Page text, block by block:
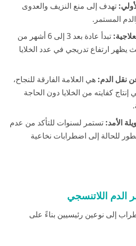
تهدف إلى منع النزيف والعدوى
المستمر.
تبدأ عادة بعد 3 إلى 6 أشهر من
يظهر ارتفاع تدريجي في عدد الخلايا
نقل الدم: هي العلامة الفارقة للنجاح،
كفايته من الخلايا دون الحاجة
الأمد: تستمر لسنوات للتأكد من عدم
للحالة إلى اضطرابات نخاعية
الدم اللاتنسجي
إلى نوعين رئيسيين بناءً على